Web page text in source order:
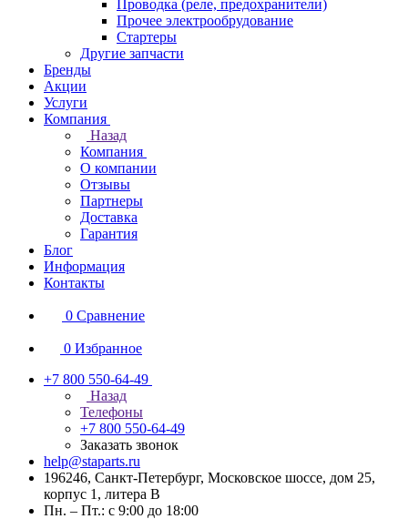
Проводка (реле, предохранители)
Прочее электрообрудование
Стартеры
Другие запчасти
Бренды
Акции
Услуги
Компания
Назад
Компания
О компании
Отзывы
Партнеры
Доставка
Гарантия
Блог
Информация
Контакты
0 Сравнение
0 Избранное
+7 800 550-64-49
Назад
Телефоны
+7 800 550-64-49
Заказать звонок
help@staparts.ru
196246, Санкт-Петербург, Московское шоссе, дом 25,
корпус 1, литера В
Пн. – Пт.: с 9:00 до 18:00